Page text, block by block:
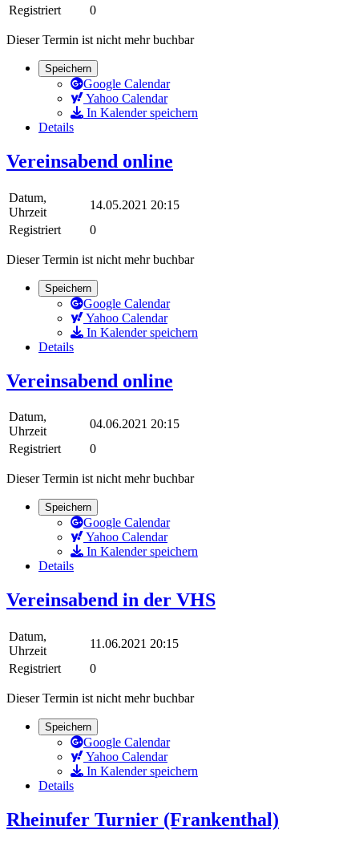
Registriert
0
Dieser Termin ist nicht mehr buchbar
Speichern
Google Calendar
Yahoo Calendar
In Kalender speichern
Details
Vereinsabend online
Datum,
Uhrzeit
14.05.2021 20:15
Registriert
0
Dieser Termin ist nicht mehr buchbar
Speichern
Google Calendar
Yahoo Calendar
In Kalender speichern
Details
Vereinsabend online
Datum,
Uhrzeit
04.06.2021 20:15
Registriert
0
Dieser Termin ist nicht mehr buchbar
Speichern
Google Calendar
Yahoo Calendar
In Kalender speichern
Details
Vereinsabend in der VHS
Datum,
Uhrzeit
11.06.2021 20:15
Registriert
0
Dieser Termin ist nicht mehr buchbar
Speichern
Google Calendar
Yahoo Calendar
In Kalender speichern
Details
Rheinufer Turnier (Frankenthal)